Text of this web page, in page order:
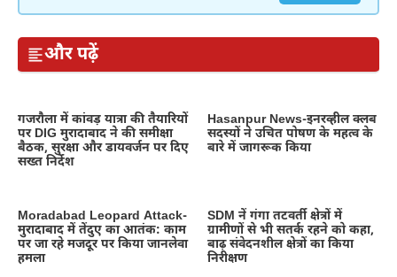
और पढ़ें
गजरौला में कांवड़ यात्रा की तैयारियों
पर DIG मुरादाबाद ने की समीक्षा
बैठक, सुरक्षा और डायवर्जन पर दिए
सख्त निर्देश
Hasanpur News-इनरव्हील क्लब
सदस्यों ने उचित पोषण के महत्व के
बारे में जागरूक किया
Moradabad Leopard Attack-
मुरादाबाद में तेंदुए का आतंक: काम
पर जा रहे मजदूर पर किया जानलेवा
हमला
SDM नें गंगा तटवर्ती क्षेत्रों में
ग्रामीणों से भी सतर्क रहने को कहा,
बाढ़ संवेदनशील क्षेत्रों का किया
निरीक्षण